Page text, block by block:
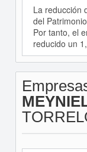
La reducción
del
Por tanto, el
reducido un